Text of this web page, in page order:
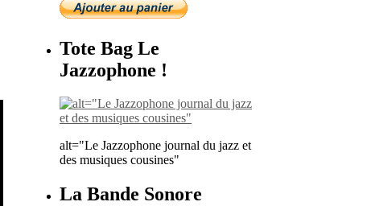
Tote Bag Le
Jazzophone !
alt="Le Jazzophone journal du jazz et
des musiques cousines"
La Bande Sonore